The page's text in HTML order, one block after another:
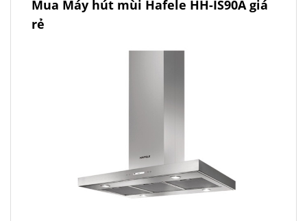
Mua Máy hút mùi Hafele HH-IS90A giá
rẻ